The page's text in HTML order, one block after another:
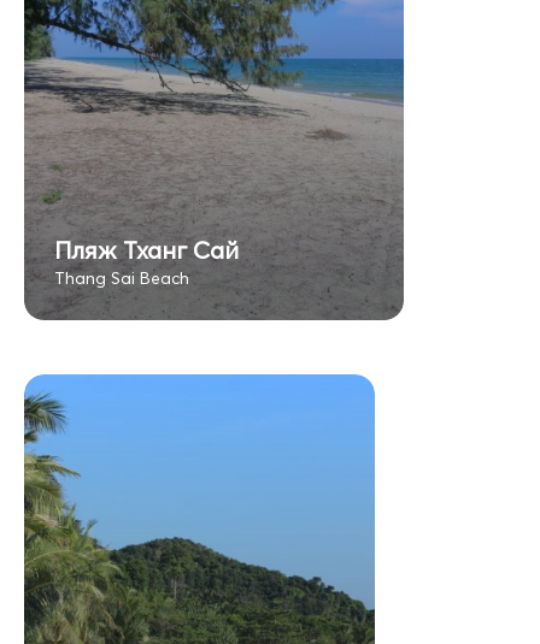
Пляж Тханг Сай
Thang Sai Beach